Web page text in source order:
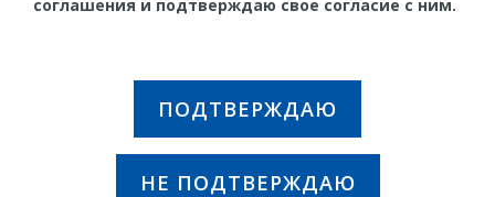
заболевания и снижения уровней ГР и ИФР-1 в плазме
показана также для лечения больных
акромегалией, которые отказались от операции или
имеют противопоказания к ней, а также для
кратковременного лечения в промежутках между
курсами лучевой терапии, пока полностью не
разовьется ее эффект.
соглашения и подтверждаю свое согласие с ним.
ПОДТВЕРЖДАЮ
НЕ ПОДТВЕРЖДАЮ